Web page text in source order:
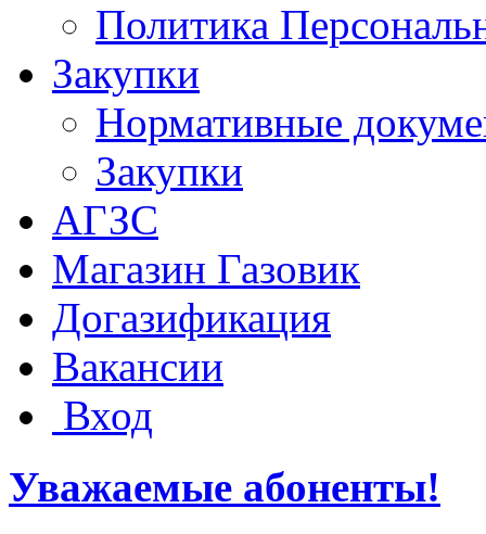
Политика
Закупки
Нормативные
Закупки
АГЗС
Магазин Газовик
Догазификация
Вакансии
Вход
Уважаемые абоненты!